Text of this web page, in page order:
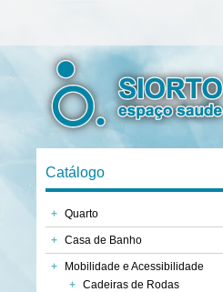
Catálogo
+ Quarto
+ Casa de Banho
+
Mobilidade e Acessibilidade
+
Cadeiras de Rodas